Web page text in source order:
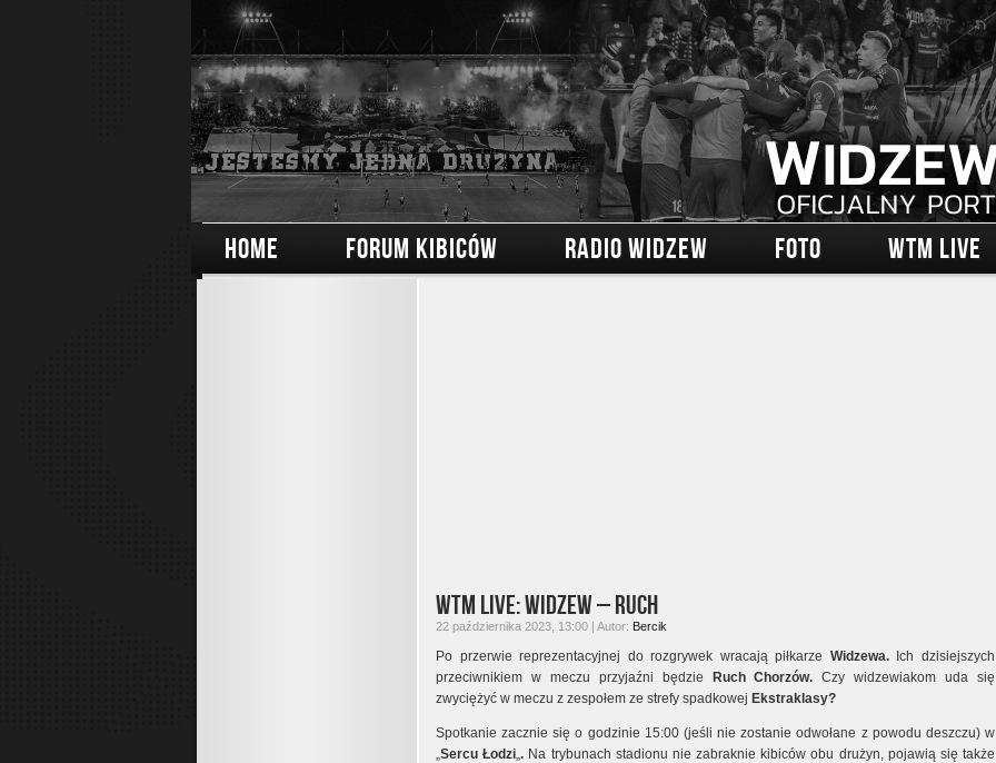
HOME FORUM KIBICÓW RADIO WIDZEW FOTO WTM LIVE
WTM Live: Widzew – Ruch
22 października 2023, 13:00 | Autor: Bercik
Po przerwie reprezentacyjnej do rozgrywek wracają piłkarze Widzewa.Ich dzisiejszych
przeciwnikiem w meczu przyjaźni będzie
Ruch Chorzów. Czy widzewiakom uda się
zwyciężyć w meczu z zespołem ze strefy spadkowej Ekstraklasy?
Spotkanie zacznie się o godzinie 15:00 (jeśli nie zostanie odwołane z powodu deszczu) w
„Sercu Łodzi„. Na trybunach stadionu nie zabraknie kibiców obu drużyn, pojawią się także